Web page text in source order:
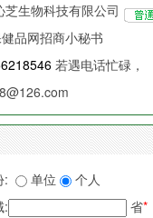
芝生物科技有限公司
品网招商小秘书
若遇电话忙碌，
: 单位
个人
:
省*